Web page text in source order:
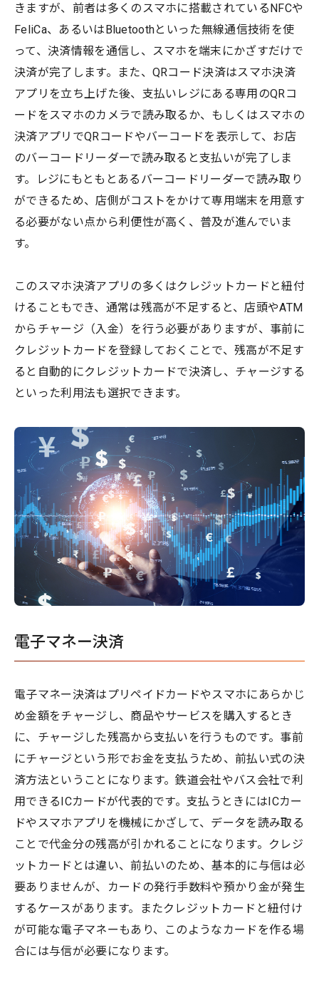
きますが、前者は多くのスマホに搭載されているNFCや
FeliCa、あるいはBluetoothといった無線通信技術を使
って、決済情報を通信し、スマホを端末にかざすだけで
決済が完了します。また、QRコード決済はスマホ決済
アプリを立ち上げた後、支払いレジにある専用のQRコ
ードをスマホのカメラで読み取るか、もしくはスマホの
決済アプリでQRコードやバーコードを表示して、お店
のバーコードリーダーで読み取ると支払いが完了しま
す。レジにもともとあるバーコードリーダーで読み取り
ができるため、店側がコストをかけて専用端末を用意す
る必要がない点から利便性が高く、普及が進んでいま
す。
このスマホ決済アプリの多くはクレジットカードと紐付
けることもでき、通常は残高が不足すると、店頭やATM
からチャージ（入金）を行う必要がありますが、事前に
クレジットカードを登録しておくことで、残高が不足す
ると自動的にクレジットカードで決済し、チャージする
といった利用法も選択できます。
電子マネー決済
電子マネー決済はプリペイドカードやスマホにあらかじ
め金額をチャージし、商品やサービスを購入するとき
に、チャージした残高から支払いを行うものです。事前
にチャージという形でお金を支払うため、前払い式の決
済方法ということになります。鉄道会社やバス会社で利
用できるICカードが代表的です。支払うときにはICカー
ドやスマホアプリを機械にかざして、データを読み取る
ことで代金分の残高が引かれることになります。クレジ
ットカードとは違い、前払いのため、基本的に与信は必
要ありませんが、カードの発行手数料や預かり金が発生
するケースがあります。またクレジットカードと紐付け
が可能な電子マネーもあり、このようなカードを作る場
合には与信が必要になります。